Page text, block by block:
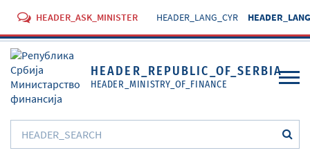
HEADER_ASK_MINISTER HEADER_LANG_CYR
HEADER_REPUBLIC_OF_SERBIA
HEADER_MINISTRY_OF_FINANCE